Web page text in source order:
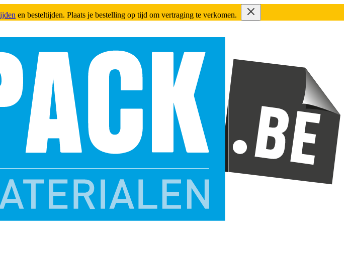
en besteltijden. Plaats je bestelling op tijd om vertraging te verkomen.